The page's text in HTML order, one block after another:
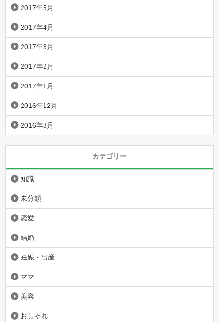
2017年5月
2017年4月
2017年3月
2017年2月
2017年1月
2016年12月
2016年8月
カテゴリー
知識
未分類
恋愛
結婚
妊娠・出産
ママ
美容
おしゃれ